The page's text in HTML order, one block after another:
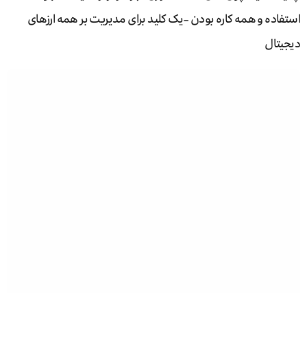
استفاده و همه کاره بودن -یک کلید برای مدیریت بر همه ارزهای
دیجیتال